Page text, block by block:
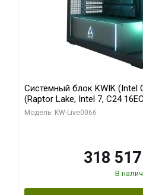
Системный блок KWIK (Intel
(Raptor Lake, Intel 7, C24
модуля)/ Gigabyte RTX5080
Модель: KW-Live0066
318
В